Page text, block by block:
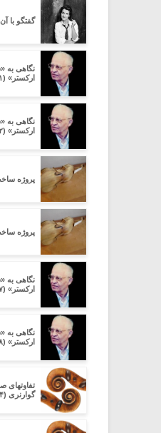
گفتگو با
نگاهی به
ارکستر» (۱)
نگاهی به
ارکستر» (۲)
پروژه
پروژه
نگاهی به
ارکستر» (۷)
نگاهی به
ارکستر» (۸)
تفاوتهای
گوارنری (۴)